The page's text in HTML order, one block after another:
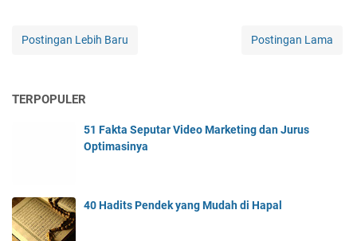
Postingan Lebih Baru Postingan Lama
TERPOPULER
51 Fakta Seputar Video Marketing dan Jurus
Optimasinya
40 Hadits Pendek yang Mudah di Hapal